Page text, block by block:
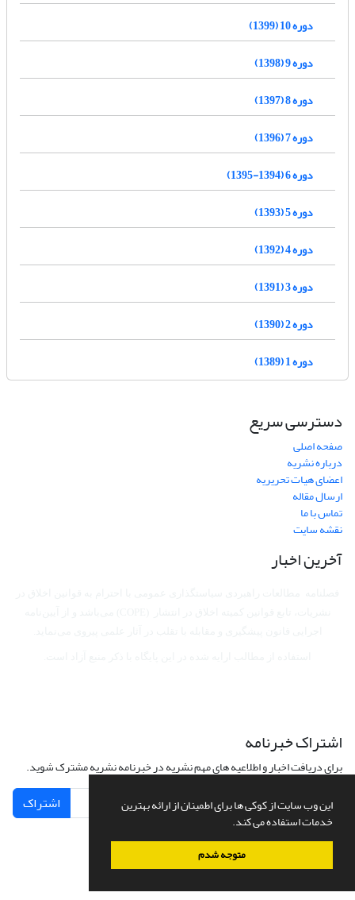
این وب سایت از کوکی ها برای اطمینان از ارائه بهترین
خدمات استفاده می کند.
متوجه شدم
دوره 10 (1399)
دوره 9 (1398)
دوره 8 (1397)
دوره 7 (1396)
دوره 6 (1394-1395)
دوره 5 (1393)
دوره 4 (1392)
دوره 3 (1391)
دوره 2 (1390)
دوره 1 (1389)
دسترسی سریع
صفحه اصلی
درباره نشریه
اعضای هیات تحریریه
ارسال مقاله
تماس با ما
نقشه سایت
آخرین اخبار
اشتراک خبرنامه
برای دریافت اخبار و اطلاعیه های مهم نشریه در خبرنامه نشریه مشترک شوید.
اشتراک
سامانه مدیریت نشریات علمی.طراحی و پیاده سازی ازسیناوب